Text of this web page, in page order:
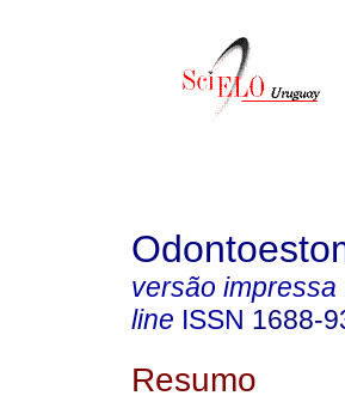
versão impressa
line ISSN 1688-
Resumo